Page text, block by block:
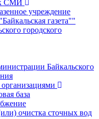
СМИ
учреждение
газета""
городского
Байкальского
база
очистка сточных вод